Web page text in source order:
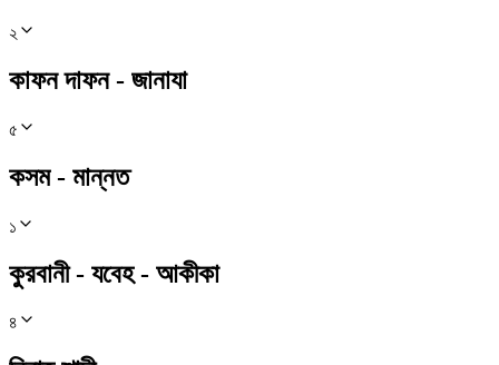
২
কাফন দাফন - জানাযা
৫
কসম - মান্নত
১
কুরবানী - যবেহ - আকীকা
৪